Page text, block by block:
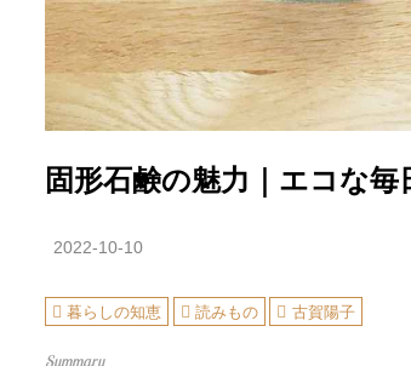
固形石鹸の魅力｜エコな毎
2022-10-10
暮らしの知恵 読みもの 古賀陽子